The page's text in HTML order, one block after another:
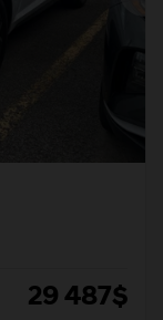
29 487$